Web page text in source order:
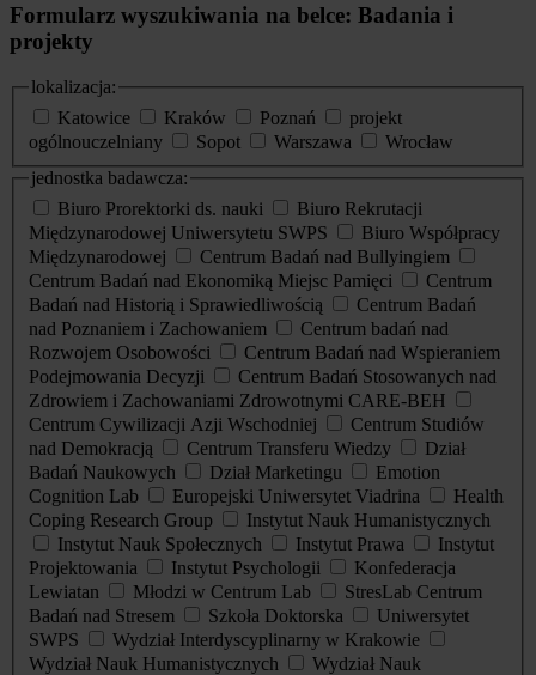
Formularz wyszukiwania na belce: Badania i
projekty
lokalizacja:
Katowice
Kraków Poznań
projekt
ogólnouczelniany
Sopot Warszawa
Wrocław
jednostka badawcza:
Biuro Prorektorki ds. nauki
Biuro Rekrutacji
Międzynarodowej Uniwersytetu SWPS
Biuro Współpracy
Międzynarodowej
Centrum Badań nad Bullyingiem
Centrum Badań nad Ekonomiką Miejsc Pamięci
Centrum
Badań nad Historią i Sprawiedliwością
Centrum Badań
nad Poznaniem i Zachowaniem
Centrum badań nad
Rozwojem Osobowości
Centrum Badań nad Wspieraniem
Podejmowania Decyzji
Centrum Badań Stosowanych nad
Zdrowiem i Zachowaniami Zdrowotnymi CARE-BEH
Centrum Cywilizacji Azji Wschodniej
Centrum Studiów
nad Demokracją
Centrum Transferu Wiedzy
Dział
Badań Naukowych
Dział Marketingu
Emotion
Cognition Lab
Europejski Uniwersytet Viadrina
Health
Coping Research Group
Instytut Nauk Humanistycznych
Instytut Nauk Społecznych
Instytut Prawa
Instytut
Projektowania
Instytut Psychologii
Konfederacja
Lewiatan
Młodzi w Centrum Lab
StresLab Centrum
Badań nad Stresem
Szkoła Doktorska
Uniwersytet
SWPS
Wydział Interdyscyplinarny w Krakowie
Wydział Nauk Humanistycznych
Wydział Nauk